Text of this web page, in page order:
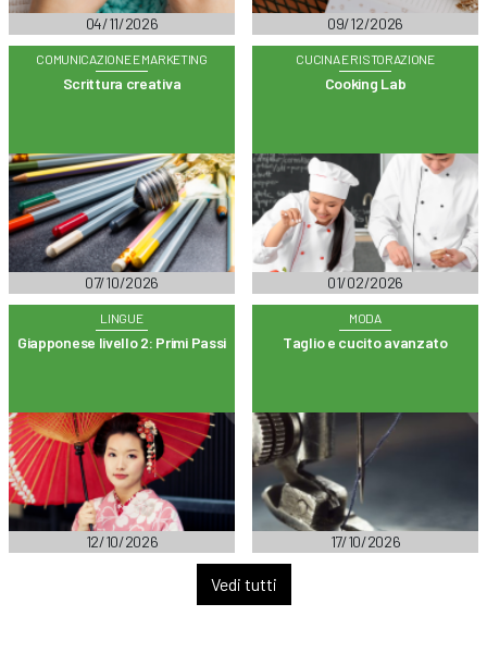
04/11/2026 09/12/2026
COMUNICAZIONE E MARKETING
Scrittura creativa
07/10/2026
CUCINA E RISTORAZIONE
Cooking Lab
01/02/2026
LINGUE
Giapponese livello 2: Primi Passi
12/10/2026
MODA
Taglio e cucito avanzato
17/10/2026
Vedi tutti